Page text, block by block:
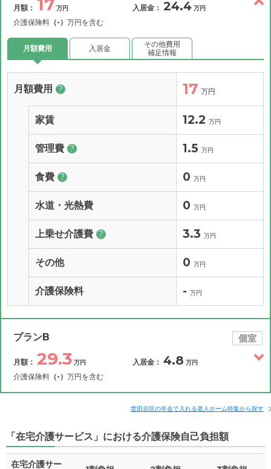
月額： 17 万円
介護保険料 （-） 万円を含む
入居金： 24.4 万円
月額費用 入居金
その他費用
補足情報
月額費用 ? 17 万円
家賃 12.2 万円
管理費 ? 1.5 万円
食費 ? 0 万円
水道・光熱費 0 万円
上乗せ介護費 ? 3.3 万円
その他 0 万円
介護保険料 - 万円
プランB 個室
月額： 29.3 万円
介護保険料 （-） 万円を含む
入居金： 4.8 万円
補足情報
月額費用 ? 29.3 万円
世田谷区の年金で入れる老人ホーム特集から探す
「在宅介護サービス」における介護保険自己負担額
在宅介護サー